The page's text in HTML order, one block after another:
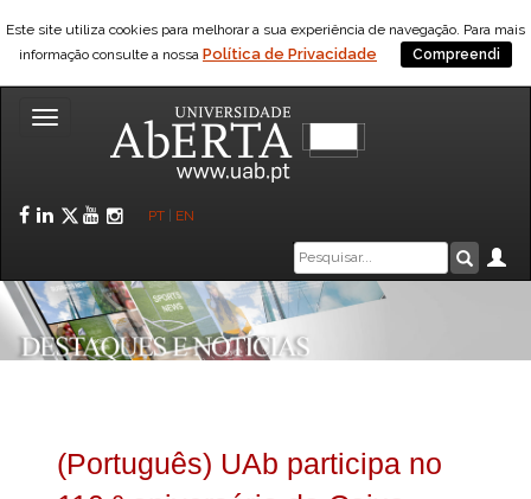
Este site utiliza cookies para melhorar a sua experiência de navegação. Para mais
informação consulte a nossa Política de Privacidade Compreendi
Toggle
Facebook
LinkedIn
Twitter
YouTube
Instagram
PT EN
Caixa
de
pesquisa
(Português) UAb participa no